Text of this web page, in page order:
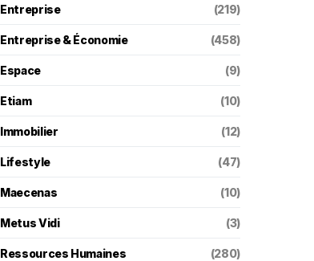
Entreprise (219)
Entreprise & Économie (458)
Espace (9)
Etiam (10)
Immobilier (12)
Lifestyle (47)
Maecenas (10)
Metus Vidi (3)
Ressources Humaines (280)